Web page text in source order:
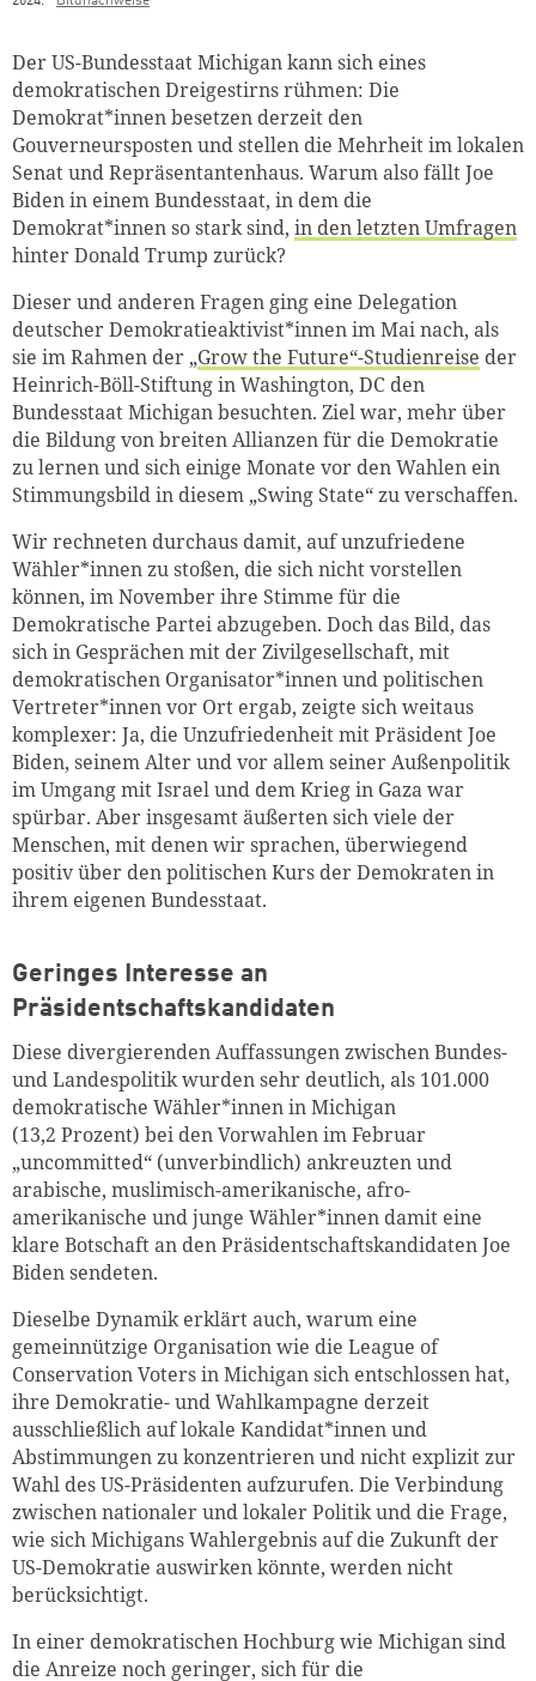
Der US-Bundesstaat Michigan kann sich eines
demokratischen Dreigestirns rühmen: Die
Demokrat*innen besetzen derzeit den
Gouverneursposten und stellen die Mehrheit im lokalen
Senat und Repräsentantenhaus. Warum also fällt Joe
Biden in einem Bundesstaat, in dem die
Demokrat*innen so stark sind, in den letzten Umfragen
hinter Donald Trump zurück?
Dieser und anderen Fragen ging eine Delegation
deutscher Demokratieaktivist*innen im Mai nach, als
sie im Rahmen der „Grow the Future“-Studienreise der
Heinrich-Böll-Stiftung in Washington, DC den
Bundesstaat Michigan besuchten. Ziel war, mehr über
die Bildung von breiten Allianzen für die Demokratie
zu lernen und sich einige Monate vor den Wahlen ein
Stimmungsbild in diesem „Swing State“ zu verschaffen.
Wir rechneten durchaus damit, auf unzufriedene
Wähler*innen zu stoßen, die sich nicht vorstellen
können, im November ihre Stimme für die
Demokratische Partei abzugeben. Doch das Bild, das
sich in Gesprächen mit der Zivilgesellschaft, mit
demokratischen Organisator*innen und politischen
Vertreter*innen vor Ort ergab, zeigte sich weitaus
komplexer: Ja, die Unzufriedenheit mit Präsident Joe
Biden, seinem Alter und vor allem seiner Außenpolitik
im Umgang mit Israel und dem Krieg in Gaza war
spürbar. Aber insgesamt äußerten sich viele der
Menschen, mit denen wir sprachen, überwiegend
positiv über den politischen Kurs der Demokraten in
ihrem eigenen Bundesstaat.
Geringes Interesse an
Präsidentschaftskandidaten
Diese divergierenden Auffassungen zwischen Bundes-
und Landespolitik wurden sehr deutlich, als 101.000
demokratische Wähler*innen in Michigan
(13,2 Prozent) bei den Vorwahlen im Februar
„uncommitted“ (unverbindlich) ankreuzten und
arabische, muslimisch-amerikanische, afro-
amerikanische und junge Wähler*innen damit eine
klare Botschaft an den Präsidentschaftskandidaten Joe
Biden sendeten.
Dieselbe Dynamik erklärt auch, warum eine
gemeinnützige Organisation wie die League of
Conservation Voters in Michigan sich entschlossen hat,
ihre Demokratie- und Wahlkampagne derzeit
ausschließlich auf lokale Kandidat*innen und
Abstimmungen zu konzentrieren und nicht explizit zur
Wahl des US-Präsidenten aufzurufen. Die Verbindung
zwischen nationaler und lokaler Politik und die Frage,
wie sich Michigans Wahlergebnis auf die Zukunft der
US-Demokratie auswirken könnte, werden nicht
berücksichtigt.
In einer demokratischen Hochburg wie Michigan sind
die Anreize noch geringer, sich für die